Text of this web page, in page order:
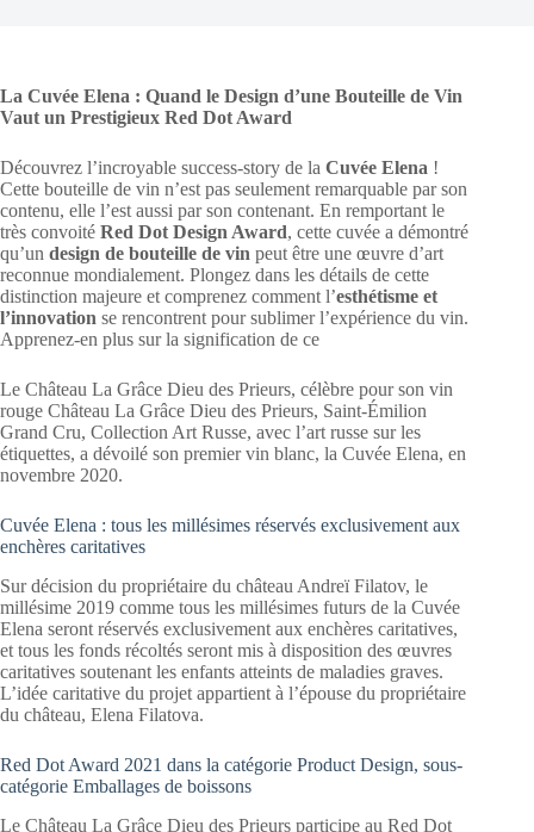
La Cuvée Elena : Quand le Design d’une Bouteille de Vin
Vaut un Prestigieux Red Dot Award
Découvrez l’incroyable success-story de la Cuvée Elena !
Cette bouteille de vin n’est pas seulement remarquable par son
contenu, elle l’est aussi par son contenant. En remportant le
très convoité Red Dot Design Award, cette cuvée a démontré
qu’un design de bouteille de vin peut être une œuvre d’art
reconnue mondialement. Plongez dans les détails de cette
distinction majeure et comprenez comment l’esthétisme et
l’innovation se rencontrent pour sublimer l’expérience du vin.
Apprenez-en plus sur la signification de ce
Le Château La Grâce Dieu des Prieurs, célèbre pour son vin
rouge Château La Grâce Dieu des Prieurs, Saint-Émilion
Grand Cru, Collection Art Russe, avec l’art russe sur les
étiquettes, a dévoilé son premier vin blanc, la Cuvée Elena, en
novembre 2020.
Cuvée Elena : tous les millésimes réservés exclusivement aux
enchères caritatives
Sur décision du propriétaire du château Andreï Filatov, le
millésime 2019 comme tous les millésimes futurs de la Cuvée
Elena seront réservés exclusivement aux enchères caritatives,
et tous les fonds récoltés seront mis à disposition des œuvres
caritatives soutenant les enfants atteints de maladies graves.
L’idée caritative du projet appartient à l’épouse du propriétaire
du château, Elena Filatova.
Red Dot Award 2021 dans la catégorie Product Design, sous-
catégorie Emballages de boissons
Le Château La Grâce Dieu des Prieurs participe au Red Dot